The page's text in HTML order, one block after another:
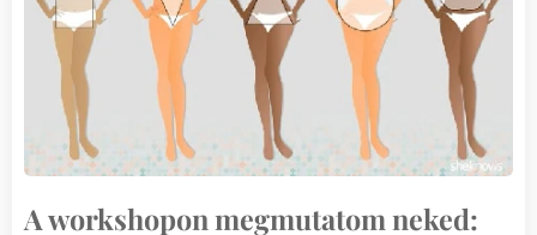
A workshopon megmutatom neked: